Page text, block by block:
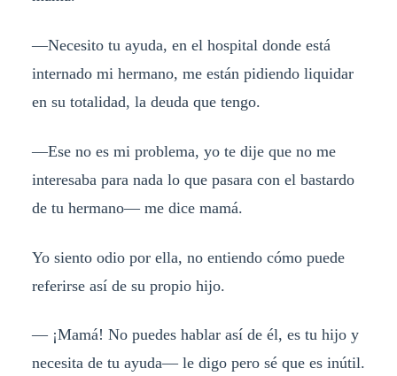
—Necesito tu ayuda, en el hospital donde está
internado mi hermano, me están pidiendo liquidar
en su totalidad, la deuda que tengo.
—Ese no es mi problema, yo te dije que no me
interesaba para nada lo que pasara con el bastardo
de tu hermano— me dice mamá.
Yo siento odio por ella, no entiendo cómo puede
referirse así de su propio hijo.
— ¡Mamá! No puedes hablar así de él, es tu hijo y
necesita de tu ayuda— le digo pero sé que es inútil.